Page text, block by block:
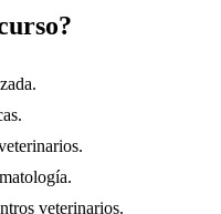
veterinarios.